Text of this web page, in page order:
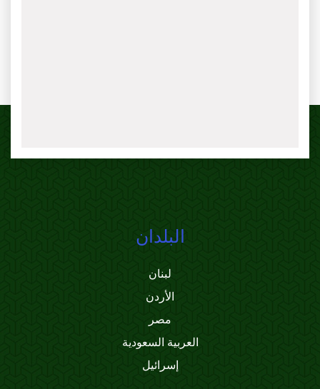
البلدان
لبنان
الأردن
مصر
العربية السعودية
إسرائيل